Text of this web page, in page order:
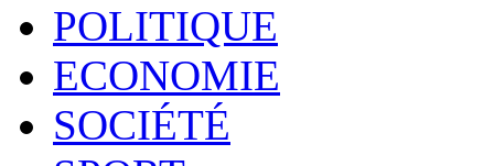
POLITIQUE
ECONOMIE
SOCIÉTÉ